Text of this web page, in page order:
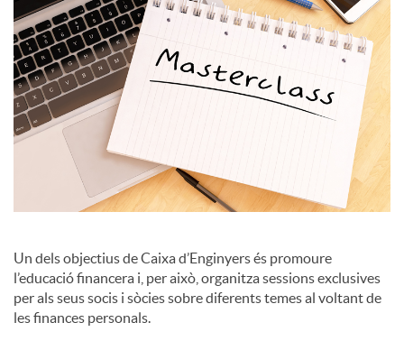
o
c
i
a
l
s
Un dels objectius de Caixa d’Enginyers és promoure
l’educació financera i, per això, organitza sessions exclusives
per als seus socis i sòcies sobre diferents temes al voltant de
les finances personals.